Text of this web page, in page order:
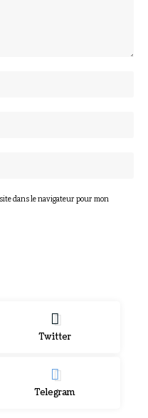
dans le navigateur pour mon
Twitter
Telegram